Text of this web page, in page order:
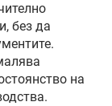
без да
на